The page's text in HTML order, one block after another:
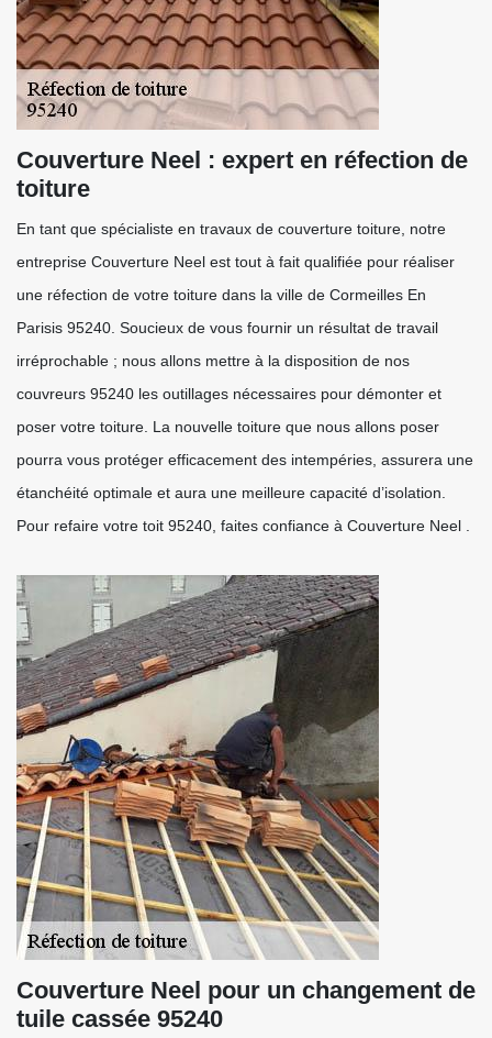
Couverture Neel : expert en réfection de
toiture
En tant que spécialiste en travaux de couverture toiture, notre
entreprise Couverture Neel est tout à fait qualifiée pour réaliser
une réfection de votre toiture dans la ville de Cormeilles En
Parisis 95240. Soucieux de vous fournir un résultat de travail
irréprochable ; nous allons mettre à la disposition de nos
couvreurs 95240 les outillages nécessaires pour démonter et
poser votre toiture. La nouvelle toiture que nous allons poser
pourra vous protéger efficacement des intempéries, assurera une
étanchéité optimale et aura une meilleure capacité d’isolation.
Pour refaire votre toit 95240, faites confiance à Couverture Neel .
Couverture Neel pour un changement de
tuile cassée 95240